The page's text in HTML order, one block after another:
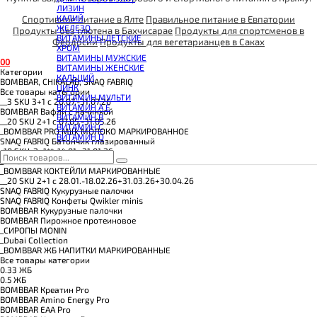
КРЕАТИН
ПОЛЕЗНЫЕ ЖИРЫ
ПРОТЕИН
ПРОТЕИНОВОЕ ПЕЧЕНЬЕ
ПРОТЕИНОВЫЕ БАТОНЧИКИ
ПРОТЕИНОВЫЕ КАШИ
ТЕСТОБУСТЕРЫ
ЦИТРУЛЛИН МАЛАТ
ПРЕДТРЕНИРОВОЧНЫЕ КОМПЛЕКСЫ
ЭНЕРГЕТИКИ И ЖИРОСЖИГАТЕЛИ#
ЛИЗИН
КАЛИЙ
ЖЕЛЕЗО
ВИТАМИНЫ ДЕТСКИЕ
ХРОМ
ВИТАМИНЫ МУЖСКИЕ
ВИТАМИНЫ ЖЕНСКИЕ
КАЛЬЦИЙ
ЦИНК
ВИТАМИН МУЛЬТИ
ВИТАМИН A E
ВИТАМИН B
ВИТАМИН C
ВИТАМИН D
Спортивное питание в Ялте Правильное питание в Евпатории
Продукты без глютена в Бахчисарае Продукты для спортсменов в
ФеодосииПродукты для вегетарианцев в Саках
00
Категории
BOMBBAR, CHIKALAB, SNAQ FABRIQ
Все товары категории
__3 SKU 3+1 с 20.07.-31.07.26
BOMBBAR Вафли с начинкой
__20 SKU 2+1 с 07.05.-31.05.26
_BOMBBAR PRO Milk МОЛОКО МАРКИРОВАННОЕ
SNAQ FABRIQ Батончик глазированный
_10 SKU_2+1**_14.01.-31.01.26
_MAD FIT
_BOMBBAR КОКТЕЙЛИ МАРКИРОВАННЫЕ
__20 SKU 2+1 с 28.01.-18.02.26+31.03.26+30.04.26
SNAQ FABRIQ Кукурузные палочки
SNAQ FABRIQ Конфеты Qwikler minis
BOMBBAR Кукурузные палочки
BOMBBAR Пирожное протеиновое
_CИРОПЫ MONIN
_Dubai Collection
_BOMBBAR ЖБ НАПИТКИ МАРКИРОВАННЫЕ
Все товары категории
0.33 ЖБ
0.5 ЖБ
BOMBBAR Креатин Pro
BOMBBAR Amino Energy Pro
BOMBBAR EAA Pro